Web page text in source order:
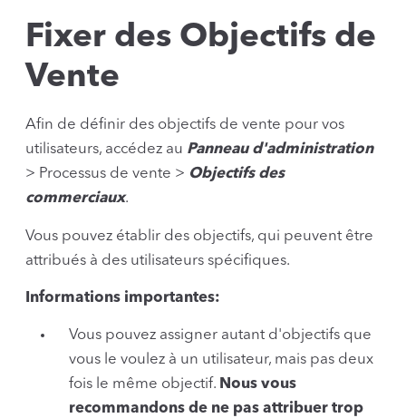
Fixer des Objectifs de
Vente
Afin de définir des objectifs de vente pour vos
utilisateurs, accédez au Panneau d'administration
> Processus de vente > Objectifs des
commerciaux.
Vous pouvez établir des objectifs, qui peuvent être
attribués à des utilisateurs spécifiques.
Informations importantes:
Vous pouvez assigner autant d'objectifs que
vous le voulez à un utilisateur, mais pas deux
fois le même objectif. Nous vous
recommandons de ne pas attribuer trop